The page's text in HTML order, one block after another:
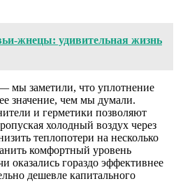
жнецы: удивительная жизнь
заметили, что уплотнение
значение, чем мы думали.
и герметики позволяют
холодный воздух через
теплопотери на несколько
комфортный уровень
оказались гораздо эффективнее
дешевле капитального